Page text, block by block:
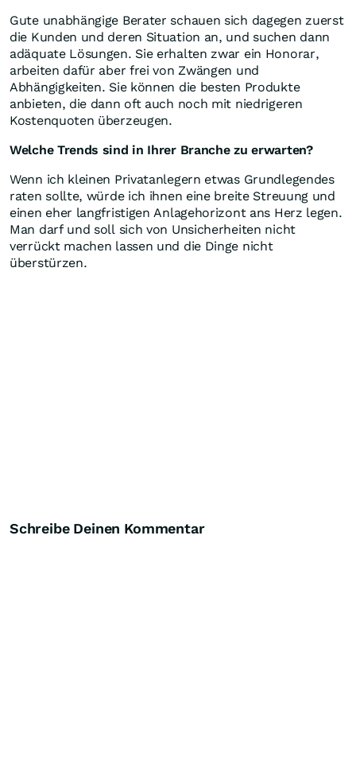
Gute unabhängige Berater schauen sich dagegen zuerst
die Kunden und deren Situation an, und suchen dann
adäquate Lösungen. Sie erhalten zwar ein Honorar,
arbeiten dafür aber frei von Zwängen und
Abhängigkeiten. Sie können die besten Produkte
anbieten, die dann oft auch noch mit niedrigeren
Kostenquoten überzeugen.
Welche Trends sind in Ihrer Branche zu erwarten?
Wenn ich kleinen Privatanlegern etwas Grundlegendes
raten sollte, würde ich ihnen eine breite Streuung und
einen eher langfristigen Anlagehorizont ans Herz legen.
Man darf und soll sich von Unsicherheiten nicht
verrückt machen lassen und die Dinge nicht
überstürzen.
Schreibe Deinen Kommentar